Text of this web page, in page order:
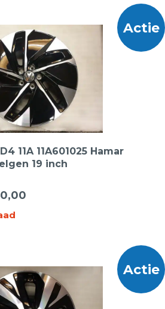
Actie
11A 11A601025 Hamar
19 inch
Actie